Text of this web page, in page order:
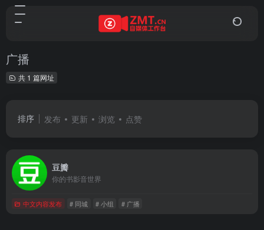
广播
共 1 篇网址
排序 发布 更新 浏览 点赞
豆瓣
你的书影音世界
中文内容发布 # 同城 # 小组 # 广播